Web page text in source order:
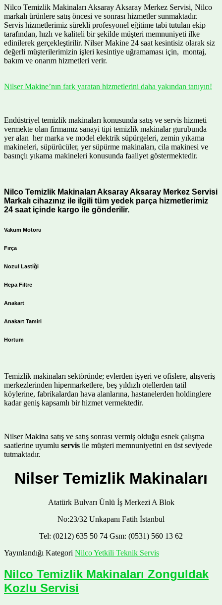
Nilco Temizlik Makinaları Aksaray Aksaray Merkez Servisi, Nilco
markalı ürünlere satış öncesi ve sonrası hizmetler sunmaktadır.
Servis hizmetlerimiz sürekli profesyonel eğitime tabi tutulan ekip
tarafından, hızlı ve kaliteli bir şekilde müşteri memnuniyeti ilke
edinilerek gerçekleştirilir. Nilser Makine 24 saat kesintisiz olarak siz
değerli müşterilerimizin işleri kesintiye uğramaması için, montaj,
bakım ve onarım hizmetleri verir.
Nilser Makine’nın fark yaratan hizmetlerini daha yakından tanıyın!
Endüstriyel temizlik makinaları konusunda satış ve servis hizmeti
vermekte olan firmamız sanayi tipi temizlik makinalar gurubunda
yer alan her marka ve model elektrik süpürgeleri, zemin yıkama
makineleri, süpürücüler, yer süpürme makinaları, cila makinesi ve
basınçlı yıkama makineleri konusunda faaliyet göstermektedir.
Nilco Temizlik Makinaları Aksaray Aksaray Merkez Servisi
Markalı cihazınız ile ilgili tüm yedek parça hizmetlerimiz
24 saat içinde kargo ile gönderilir.
Vakum Motoru
Fırça
Nozul Lastiği
Hepa Filtre
Anakart
Anakart Tamiri
Hortum
Temizlik makinaları sektöründe; evlerden işyeri ve ofislere, alışveriş
merkezlerinden hipermarketlere, beş yıldızlı otellerden tatil
köylerine, fabrikalardan hava alanlarına, hastanelerden holdinglere
kadar geniş kapsamlı bir hizmet vermektedir.
Nilser Makina satış ve satış sonrası vermiş olduğu esnek çalışma
saatlerine uyumlu servis ile müşteri memnuniyetini en üst seviyede
tutmaktadır.
Nilser Temizlik Makinaları
Atatürk Bulvarı Ünlü İş Merkezi A Blok
No:23/32 Unkapanı Fatih İstanbul
Tel: (0212) 635 50 74 Gsm: (0531) 560 13 62
Yayınlandığı Kategori Nilco Yetkili Teknik Servis
Nilco Temizlik Makinaları Zonguldak
Kozlu Servisi